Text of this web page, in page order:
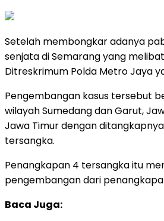
Setelah membongkar adanya
senjata di Semarang yang
Ditreskrimum Polda Metro Jaya
Pengembangan kasus tersebut
wilayah Sumedang dan Garut,
Jawa Timur dengan
tersangka.
Penangkapan 4 tersangka itu
pengembangan dari
Baca Juga: